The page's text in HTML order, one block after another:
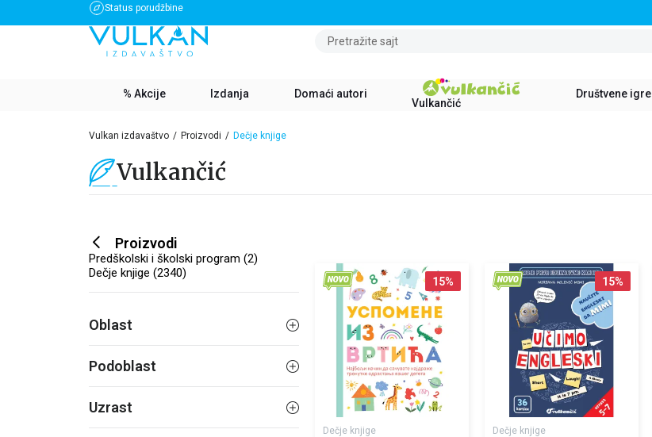
Status porudžbine
BESPLATNA DOSTAVA ZA IZNOS PREKO 3500 RSD
Pretražite sajt
% Akcije Izdanja Domaći autori
Vulkančić
Društvene igre
Vulkan izdavaštvo Proizvodi Dečje knjige
Vulkančić
Proizvodi
Predškolski i školski program (2)
Dečje knjige (2340)
Oblast
Podoblast
Uzrast
15%
Dečje knjige
15%
Dečje knjige